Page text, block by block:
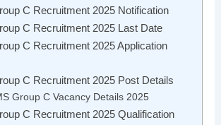
C Recruitment 2025 Notification
C Recruitment 2025 Last Date
C Recruitment 2025 Application
C Recruitment 2025 Post Details
Group C Vacancy Details 2025
C Recruitment 2025 Qualification